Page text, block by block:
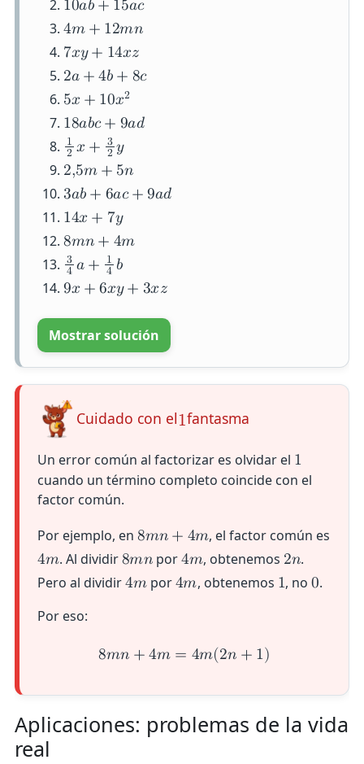
10𝑎𝑏+ 15𝑎𝑐
4𝑚+ 12𝑚𝑛
7𝑥𝑦+ 14𝑥𝑧
2𝑎+4𝑏+ 8𝑐
5𝑥+ 10𝑥2
18𝑎𝑏𝑐+ 9𝑎𝑑
1
2 𝑥+ 3
2 𝑦
2,5𝑚+ 5𝑛
3𝑎𝑏+ 6𝑎𝑐+9𝑎𝑑
14𝑥+ 7𝑦
8𝑚𝑛+ 4𝑚
3
4 𝑎+ 1
4 𝑏
9𝑥+6𝑥𝑦+ 3𝑥𝑧
Mostrar solución
Cuidado con el1fantasma
Un error común al factorizar es olvidar el 1
cuando un término completo coincide con el
factor común.
Por ejemplo, en 8𝑚𝑛+ 4𝑚, el factor común es
4𝑚. Al dividir 8𝑚𝑛 por4𝑚, obtenemos 2𝑛.
Pero al dividir4𝑚por4𝑚, obtenemos 1, no0.
Por eso:
8𝑚𝑛 +4𝑚 = 4𝑚(2𝑛 + 1)
Aplicaciones: problemas de la vida
real